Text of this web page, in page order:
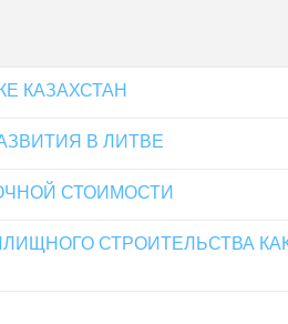
КАЗАХСТАН
В ЛИТВЕ
СТОИМОСТИ
СТРОИТЕЛЬСТВА